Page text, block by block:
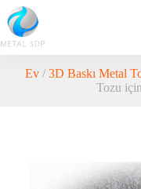
Ev /3D Baskı Metal
Tozu